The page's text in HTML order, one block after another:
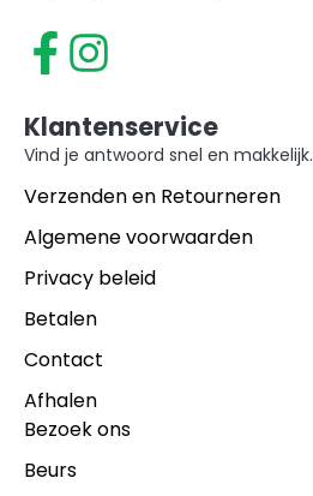
Klantenservice
Vind je antwoord snel en makkelijk.
Verzenden en Retourneren
Algemene voorwaarden
Privacy beleid
Betalen
Contact
Afhalen
Bezoek ons
Beurs